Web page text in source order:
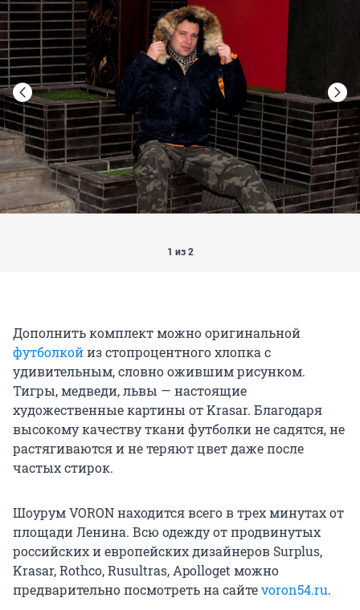
1 из 2
Дополнить комплект можно оригинальной
футболкойиз стопроцентного хлопка с
удивительным, словно ожившим рисунком.
Тигры, медведи, львы — настоящие
художественные картины от Krasar. Благодаря
высокому качеству ткани футболки не садятся, не
растягиваются и не теряют цвет даже после
частых стирок.
Шоурум VORON находится всего в трех минутах от
площади Ленина. Всю одежду от продвинутых
российских и европейских дизайнеров Surplus,
Krasar, Rothco, Rusultras, Apolloget можно
предварительно посмотреть на сайтеvoron54.ru.